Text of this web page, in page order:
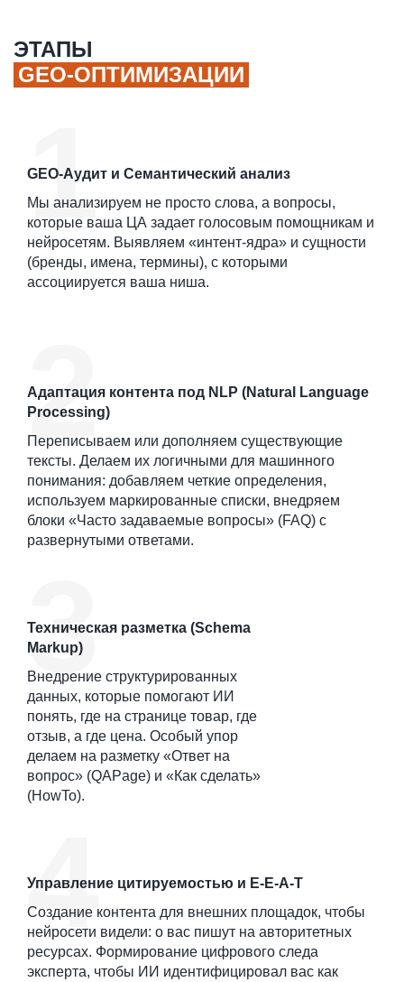
ЭТАПЫ
GEO-ОПТИМИЗАЦИИ
GEO-Аудит и Семантический анализ
Мы анализируем не просто слова, а вопросы,
которые ваша ЦА задает голосовым помощникам и
нейросетям. Выявляем «интент-ядра» и сущности
(бренды, имена, термины), с которыми
ассоциируется ваша ниша.
Адаптация контента под NLP (Natural Language
Processing)
Переписываем или дополняем существующие
тексты. Делаем их логичными для машинного
понимания: добавляем четкие определения,
используем маркированные списки, внедряем
блоки «Часто задаваемые вопросы» (FAQ) с
развернутыми ответами.
Техническая разметка (Schema
Markup)
Внедрение структурированных
данных, которые помогают ИИ
понять, где на странице товар, где
отзыв, а где цена. Особый упор
делаем на разметку «Ответ на
вопрос» (QAPage) и «Как сделать»
(HowTo).
Управление цитируемостью и E-E-A-T
Создание контента для внешних площадок, чтобы
нейросети видели: о вас пишут на авторитетных
ресурсах. Формирование цифрового следа
эксперта, чтобы ИИ идентифицировал вас как